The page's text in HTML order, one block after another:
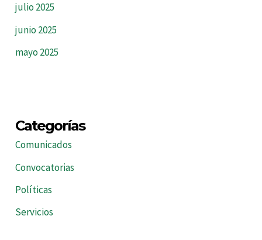
julio 2025
junio 2025
mayo 2025
Categorías
Comunicados
Convocatorias
Políticas
Servicios